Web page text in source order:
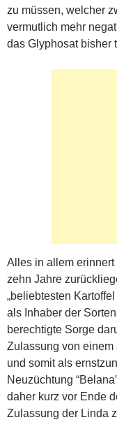
zu müssen, welcher
vermutlich mehr
das Glyphosat bisher
Alles in allem
zehn Jahre
„beliebtesten
als Inhaber der
berechtigte Sorge
Zulassung von einem
und somit als
Neuzüchtung
daher kurz vor Ende
Zulassung der Linda